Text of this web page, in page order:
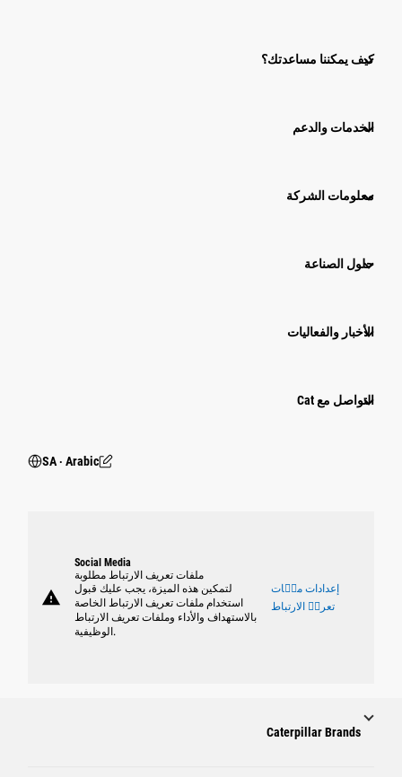
كيف يمكننا مساعدتك؟
الخدمات والدعم
معلومات الشركة
حلول الصناعة
الأخبار والفعاليات
التواصل مع Cat
SA ‧ Arabic
warning
Social Media
ملفات تعريف الارتباط مطلوبة
لتمكين هذه الميزة، يجب عليك قبول
استخدام ملفات تعريف الارتباط الخاصة
بالاستهداف والأداء وملفات تعريف الارتباط
الوظيفية.
إعدادات ملٝات
تعريٝ الارتباط
Caterpillar Brands